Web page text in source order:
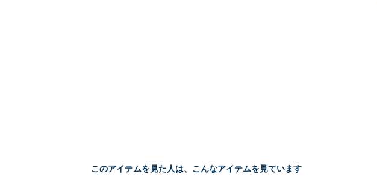
このアイテムを見た人は、こんなアイテムを見ています